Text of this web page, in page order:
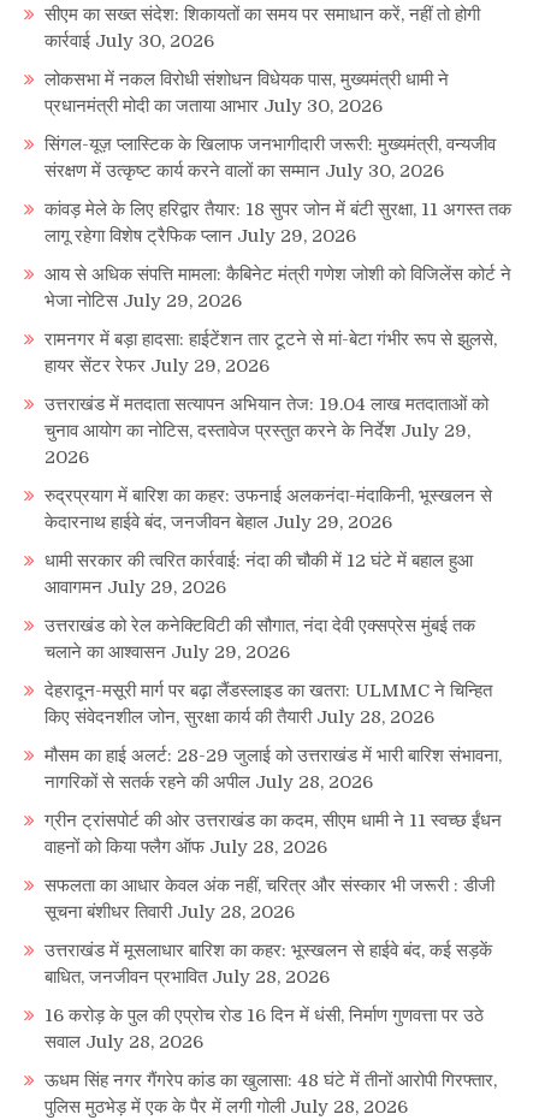
सीएम का सख्त संदेश: शिकायतों का समय पर समाधान करें, नहीं तो होगी
कार्रवाई July 30, 2026
लोकसभा में नकल विरोधी संशोधन विधेयक पास, मुख्यमंत्री धामी ने
प्रधानमंत्री मोदी का जताया आभार July 30, 2026
सिंगल-यूज़ प्लास्टिक के खिलाफ जनभागीदारी जरूरी: मुख्यमंत्री, वन्यजीव
संरक्षण में उत्कृष्ट कार्य करने वालों का सम्मान July 30, 2026
कांवड़ मेले के लिए हरिद्वार तैयार: 18 सुपर जोन में बंटी सुरक्षा, 11 अगस्त तक
लागू रहेगा विशेष ट्रैफिक प्लान July 29, 2026
आय से अधिक संपत्ति मामला: कैबिनेट मंत्री गणेश जोशी को विजिलेंस कोर्ट ने
भेजा नोटिस July 29, 2026
रामनगर में बड़ा हादसा: हाईटेंशन तार टूटने से मां-बेटा गंभीर रूप से झुलसे,
हायर सेंटर रेफर July 29, 2026
उत्तराखंड में मतदाता सत्यापन अभियान तेज: 19.04 लाख मतदाताओं को
चुनाव आयोग का नोटिस, दस्तावेज प्रस्तुत करने के निर्देश July 29,
2026
रुद्रप्रयाग में बारिश का कहर: उफनाई अलकनंदा-मंदाकिनी, भूस्खलन से
केदारनाथ हाईवे बंद, जनजीवन बेहाल July 29, 2026
धामी सरकार की त्वरित कार्रवाई: नंदा की चौकी में 12 घंटे में बहाल हुआ
आवागमन July 29, 2026
उत्तराखंड को रेल कनेक्टिविटी की सौगात, नंदा देवी एक्सप्रेस मुंबई तक
चलाने का आश्वासन July 29, 2026
देहरादून-मसूरी मार्ग पर बढ़ा लैंडस्लाइड का खतरा: ULMMC ने चिन्हित
किए संवेदनशील जोन, सुरक्षा कार्य की तैयारी July 28, 2026
मौसम का हाई अलर्ट: 28-29 जुलाई को उत्तराखंड में भारी बारिश संभावना,
नागरिकों से सतर्क रहने की अपील July 28, 2026
ग्रीन ट्रांसपोर्ट की ओर उत्तराखंड का कदम, सीएम धामी ने 11 स्वच्छ ईंधन
वाहनों को किया फ्लैग ऑफ July 28, 2026
सफलता का आधार केवल अंक नहीं, चरित्र और संस्कार भी जरूरी : डीजी
सूचना बंशीधर तिवारी July 28, 2026
उत्तराखंड में मूसलाधार बारिश का कहर: भूस्खलन से हाईवे बंद, कई सड़कें
बाधित, जनजीवन प्रभावित July 28, 2026
16 करोड़ के पुल की एप्रोच रोड 16 दिन में धंसी, निर्माण गुणवत्ता पर उठे
सवाल July 28, 2026
ऊधम सिंह नगर गैंगरेप कांड का खुलासा: 48 घंटे में तीनों आरोपी गिरफ्तार,
पुलिस मुठभेड़ में एक के पैर में लगी गोली July 28, 2026